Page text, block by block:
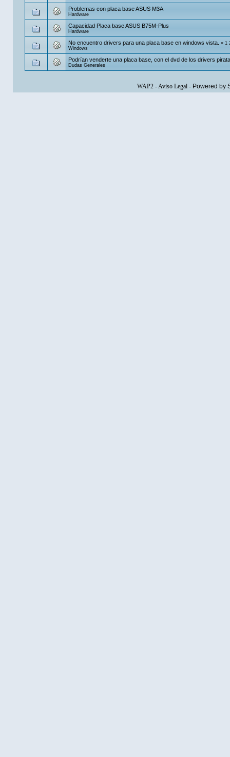
Problemas con placa base ASUS M3A
Hardware
Capacidad Placa base ASUS B75M-Plus
Hardware
No encuentro drivers para una placa base en windows vista. «1
Windows
Podrían venderte una placa base, con el dvd de los drivers
Dudas Generales
WAP2-Aviso Legal- Powered by